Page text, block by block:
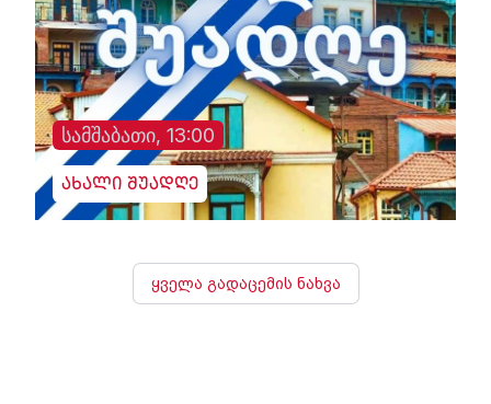
სამშაბათი, 13:00
ახალი შუადღე
ყველა გადაცემის ნახვა